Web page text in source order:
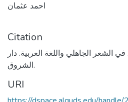
احمد عثمان
Citation
احمد. (1996). في الشعر الجاهلي واللغة العربية. دار
الشروق.
URI